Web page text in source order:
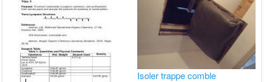
Isoler trappe comble